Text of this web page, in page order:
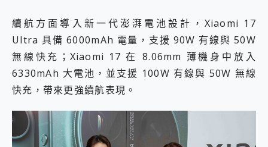
續航方面導入新一代澎湃電池設計，Xiaomi 17
Ultra 具備 6000mAh 電量，支援 90W 有線與 50W
無線快充；Xiaomi 17 在 8.06mm 薄機身中放入
6330mAh 大電池，並支援 100W 有線與 50W 無線
快充，帶來更強續航表現。